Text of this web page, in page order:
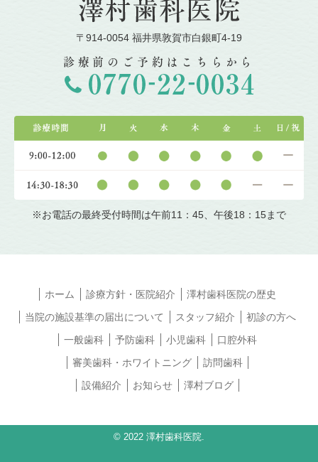
〒914-0054 福井県敦賀市白銀町4-19
診療前のご予約はこちらから
※お電話の最終受付時間は午前11：45、午後18：15まで
ホーム 診療方針・医院紹介
澤村歯科医院の歴史
当院の施設基準の届出について
スタッフ紹介
初診の方へ
一般歯科
予防歯科 小児歯科
口腔外科
審美歯科・ホワイトニング
訪問歯科
設備紹介
お知らせ 澤村ブログ
© 2022 澤村歯科医院.